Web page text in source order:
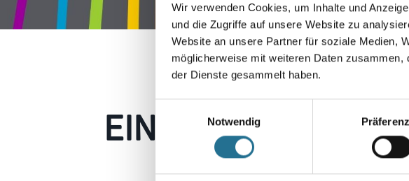
Wir verwenden Cookies, um Inhalte und
und die Zugriffe auf unsere Website zu
Website an unsere Partner für soziale Medien,
möglicherweise mit weiteren Daten
der Dienste gesammelt haben.
Notwendig
EIN KLEINER